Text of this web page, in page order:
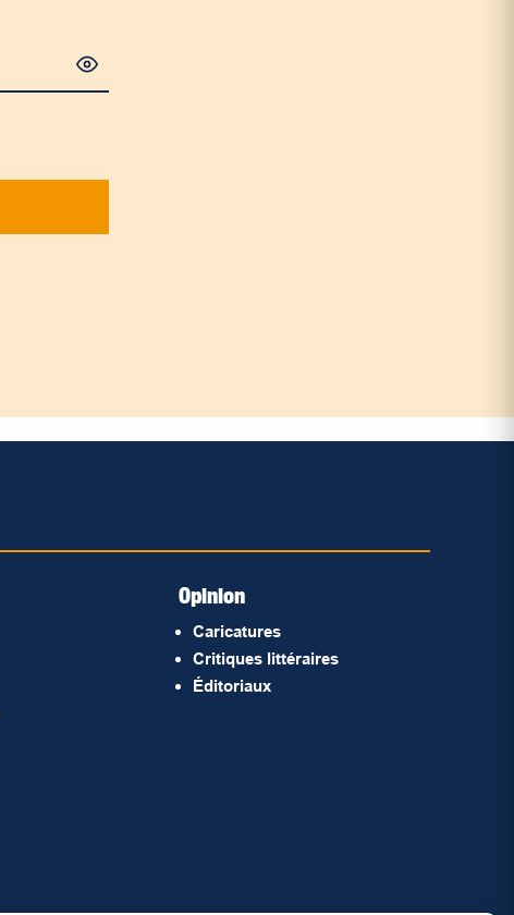
Opinion
Caricatures
Critiques littéraires
Éditoriaux